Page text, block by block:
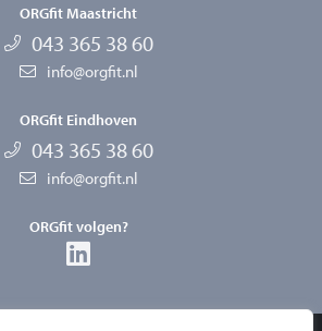
ORGfit Maastricht
043 365 38 60
info@orgfit.nl
ORGfit Eindhoven
043 365 38 60
info@orgfit.nl
ORGfit volgen?